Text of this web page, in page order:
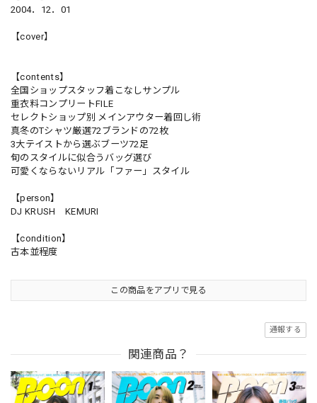
2004．12．01
【cover】
【contents】
全国ショップスタッフ着こなしサンプル
重衣料コンプリートFILE
セレクトショップ別 メインアウター着回し術
真冬のTシャツ厳選72ブランドの72枚
3大テイストから選ぶブーツ72足
旬のスタイルに似合うバッグ選び
可愛くならないリアル「ファー」スタイル
【person】
DJ KRUSH KEMURI
【condition】
古本並程度
この商品をアプリで見る
通報する
関連商品？